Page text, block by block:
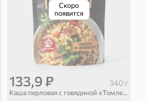
Скоро
появится
133,9 ₽ 340 г
Каша перловая с говядиной «Томленая по-домашнему» «Мастер шеф», 340 г